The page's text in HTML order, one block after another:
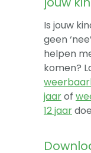
Is jouw
geen
helpen
komen?
jaarof
12 jaar